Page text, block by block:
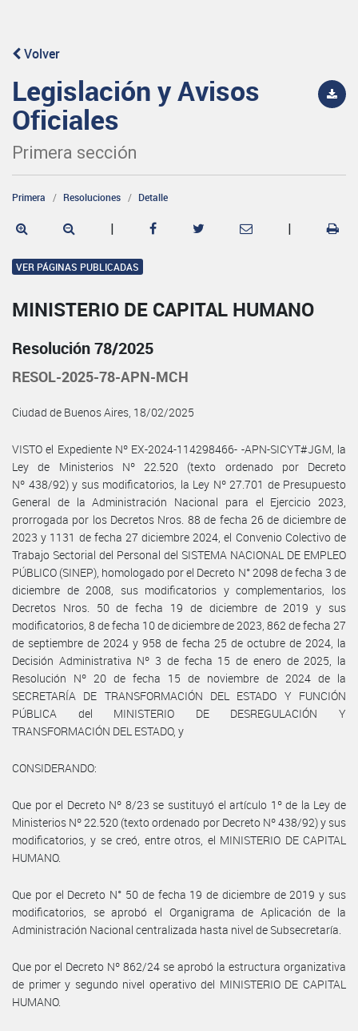
Volver
Legislación y Avisos
Oficiales
Primera sección
Primera Resoluciones Detalle
| |
VER PÁGINAS PUBLICADAS
MINISTERIO DE CAPITAL HUMANO
Resolución 78/2025
RESOL-2025-78-APN-MCH
Ciudad de Buenos Aires, 18/02/2025
VISTO el Expediente Nº EX-2024-114298466- -APN-SICYT#JGM, la
Ley de Ministerios Nº 22.520 (texto ordenado por Decreto
Nº 438/92) y sus modificatorios, la Ley Nº 27.701 de Presupuesto
General de la Administración Nacional para el Ejercicio 2023,
prorrogada por los Decretos Nros. 88 de fecha 26 de diciembre de
2023 y 1131 de fecha 27 diciembre 2024, el Convenio Colectivo de
Trabajo Sectorial del Personal del SISTEMA NACIONAL DE EMPLEO
PÚBLICO (SINEP), homologado por el Decreto N° 2098 de fecha 3 de
diciembre de 2008, sus modificatorios y complementarios, los
Decretos Nros. 50 de fecha 19 de diciembre de 2019 y sus
modificatorios, 8 de fecha 10 de diciembre de 2023, 862 de fecha 27
de septiembre de 2024 y 958 de fecha 25 de octubre de 2024, la
Decisión Administrativa Nº 3 de fecha 15 de enero de 2025, la
Resolución Nº 20 de fecha 15 de noviembre de 2024 de la
SECRETARÍA DE TRANSFORMACIÓN DEL ESTADO Y FUNCIÓN
PÚBLICA del MINISTERIO DE DESREGULACIÓN Y
TRANSFORMACIÓN DEL ESTADO, y
CONSIDERANDO:
Que por el Decreto Nº 8/23 se sustituyó el artículo 1º de la Ley de
Ministerios Nº 22.520 (texto ordenado por Decreto Nº 438/92) y sus
modificatorios, y se creó, entre otros, el MINISTERIO DE CAPITAL
HUMANO.
Que por el Decreto N° 50 de fecha 19 de diciembre de 2019 y sus
modificatorios, se aprobó el Organigrama de Aplicación de la
Administración Nacional centralizada hasta nivel de Subsecretaría.
Que por el Decreto Nº 862/24 se aprobó la estructura organizativa
de primer y segundo nivel operativo del MINISTERIO DE CAPITAL
HUMANO.